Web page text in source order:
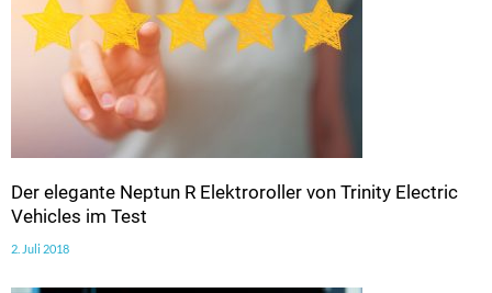
Der elegante Neptun R Elektroroller von Trinity Electric
Vehicles im Test
2. Juli 2018